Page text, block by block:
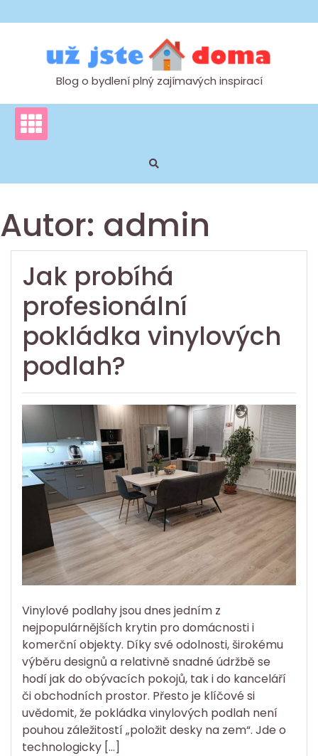
to
Blog o bydlení plný zajímavých inspirací
Autor: admin
Jak probíhá
profesionální
pokládka vinylových
podlah?
Vinylové podlahy jsou dnes jedním z
nejpopulárnějších krytin pro domácnosti i
komerční objekty. Díky své odolnosti, širokému
výběru designů a relativně snadné údržbě se
hodí jak do obývacích pokojů, tak i do kanceláří
či obchodních prostor. Přesto je klíčové si
uvědomit, že pokládka vinylových podlah není
pouhou záležitostí „položit desky na zem“. Jde o
technologicky […]